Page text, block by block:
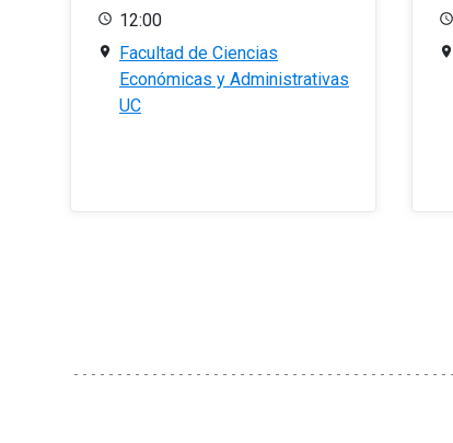
12:00
Facultad de Ciencias
Económicas y Administrativas
UC